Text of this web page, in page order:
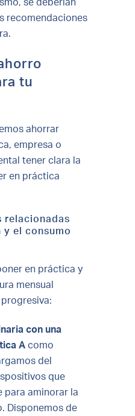
se deberían
recomendaciones
tu
ahorrar
empresa o
tener clara la
en práctica
relacionadas
y el consumo
en práctica y
mensual
con una
A como
del
que
para aminorar la
Disponemos de